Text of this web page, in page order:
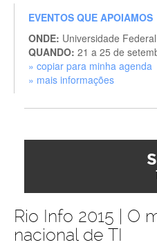
EVENTOS QUE APOIAMOS
ONDE: Universidade
QUANDO: 21 a 25 de
» copiar para minha agenda
» mais informações
Rio Info 2015 | O
nacional de TI